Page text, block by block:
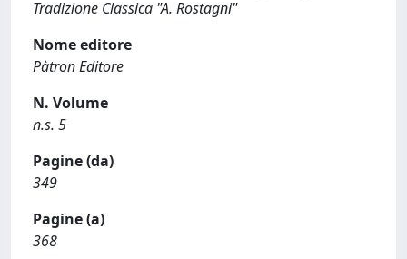
Tradizione Classica "A. Rostagni"
Nome editore
Pàtron Editore
N. Volume
n.s. 5
Pagine (da)
349
Pagine (a)
368